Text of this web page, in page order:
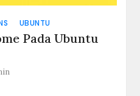
UBUNTU
Pada Ubuntu